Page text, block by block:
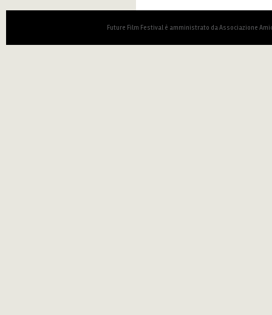
Future Film Festival è amministrato da Associazione